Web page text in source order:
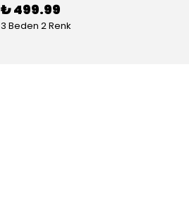
₺ 499.99
3 Beden 2 Renk